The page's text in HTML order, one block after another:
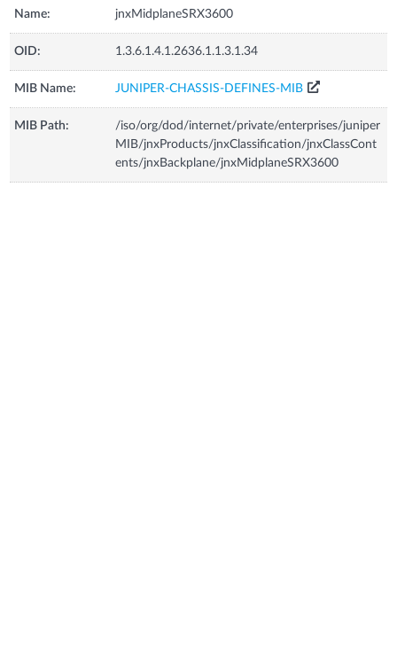
Name: jnxMidplaneSRX3600
OID: 1.3.6.1.4.1.2636.1.1.3.1.34
MIB Name: JUNIPER-CHASSIS-DEFINES-MIB
MIB Path:
/iso/org/dod/internet/private/enterprises/juniper
MIB/jnxProducts/jnxClassification/jnxClassCont
ents/jnxBackplane/jnxMidplaneSRX3600